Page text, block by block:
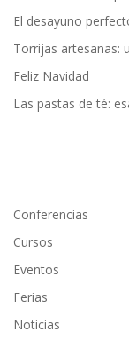
El desayuno
Torrijas artesanas:
Feliz Navidad
Las pastas de té:
Conferencias
Cursos
Eventos
Ferias
Noticias